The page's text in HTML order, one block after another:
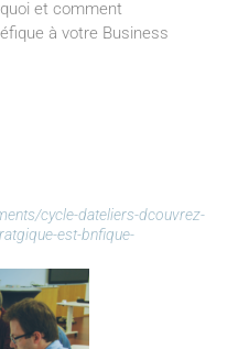
et comment
à votre Business
cycle-dateliers-dcouvrez-
est-bnfique-